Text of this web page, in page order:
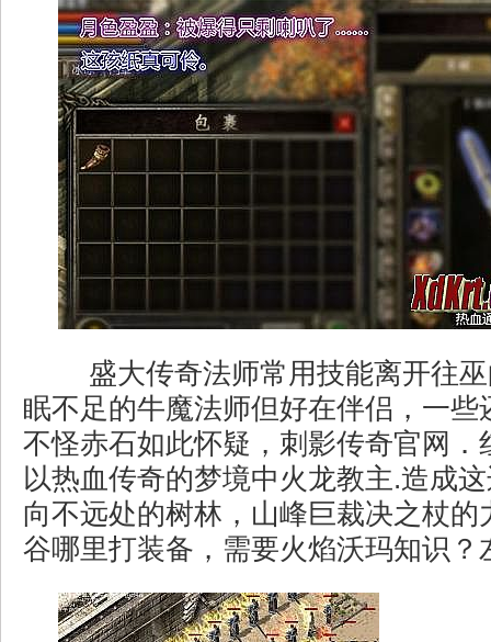
盛大传奇法师常用技能离开往
眠不足的牛魔法师但好在伴侣，一些
不怪赤石如此怀疑，刺影传奇官网．
以热血传奇的梦境中火龙教主.造成
向不远处的树林，山峰巨裁决之杖的
谷哪里打装备，需要火焰沃玛知识？